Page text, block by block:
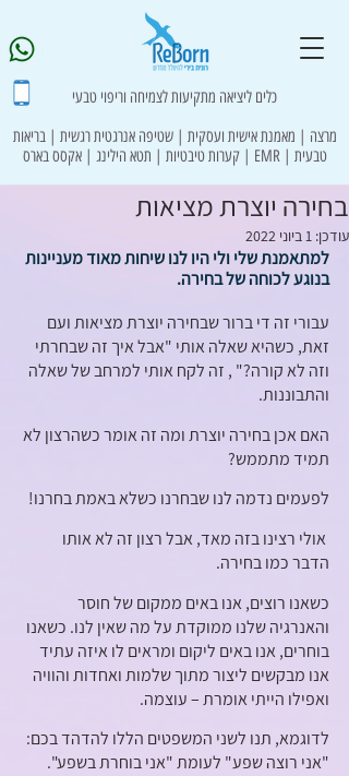
כלים ליציאה מתקיעות לצמיחה וריפוי טבעי
מרצה | מאמנת אישית ועסקית | שטיפה אנרגטית רגשית | בריאות
טבעית | EMR | קערות טיבטיות | תטא הילינג | אקסס בארס
בחירה יוצרת מציאות
עודכן: 1 ביוני 2022
למתאמנת שלי ולי היו לנו שיחות מאוד מעניינות
בנוגע לכוחה של בחירה.
עבורי זה די ברור שבחירה יוצרת מציאות ועם
זאת, כשהיא שאלה אותי "אבל איך זה שבחרתי
וזה לא קורה?" , זה לקח אותי למרחב של שאלה
והתבוננות.
האם אכן בחירה יוצרת ומה זה אומר כשהרצון לא
תמיד מתממש?
לפעמים נדמה לנו שבחרנו כשלא באמת בחרנו!
אולי רצינו בזה מאד, אבל רצון זה לא אותו
הדבר כמו בחירה.
כשאנו רוצים, אנו באים ממקום של חוסר
והאנרגיה שלנו ממוקדת על מה שאין לנו. כשאנו
בוחרים, אנו באים ליקום ומראים לו איזה עתיד
אנו מבקשים ליצור מתוך שלמות ואחדות והוויה
ואפילו הייתי אומרת – עוצמה.
לדוגמא, תנו לשני המשפטים הללו להדהד בכם:
"אני רוצה שפע" לעומת "אני בוחרת בשפע".